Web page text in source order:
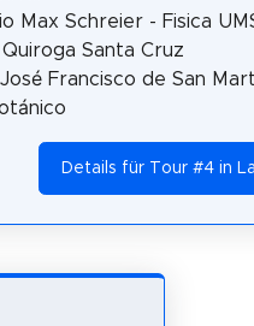
Max Schreier - Fisica
Santa Cruz
Francisco de San
Details für Tour #4 in